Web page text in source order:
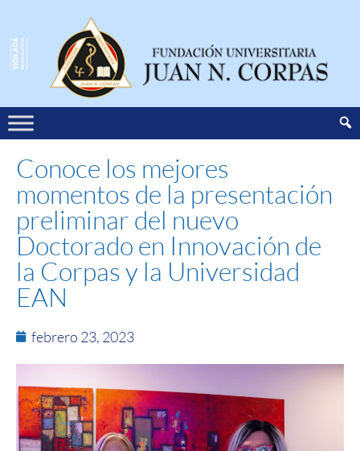
Conoce los mejores
momentos de la presentación
preliminar del nuevo
Doctorado en Innovación de
la Corpas y la Universidad
EAN
febrero 23, 2023